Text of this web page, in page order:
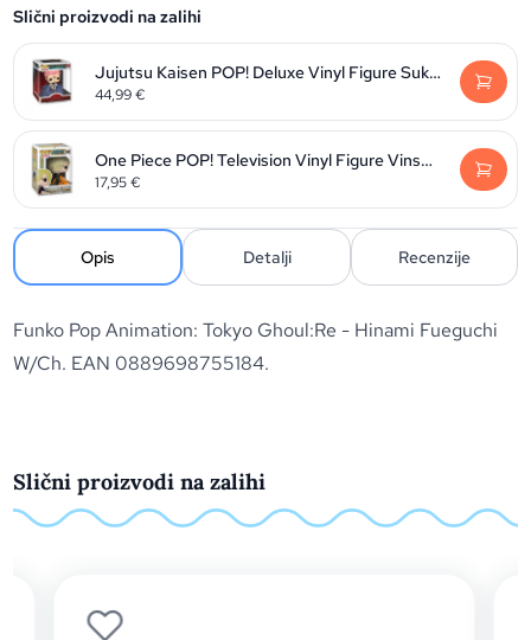
Slični proizvodi na zalihi
Jujutsu Kaisen POP! Deluxe Vinyl Figure Sukuna 9 cm
44,99€
One Piece POP! Television Vinyl Figure Vinsmoke Sanji 9 cm
17,95€
Opis Detalji Recenzije
Funko Pop Animation: Tokyo Ghoul:Re - Hinami Fueguchi
W/Ch. EAN 0889698755184.
Slični proizvodi na zalihi